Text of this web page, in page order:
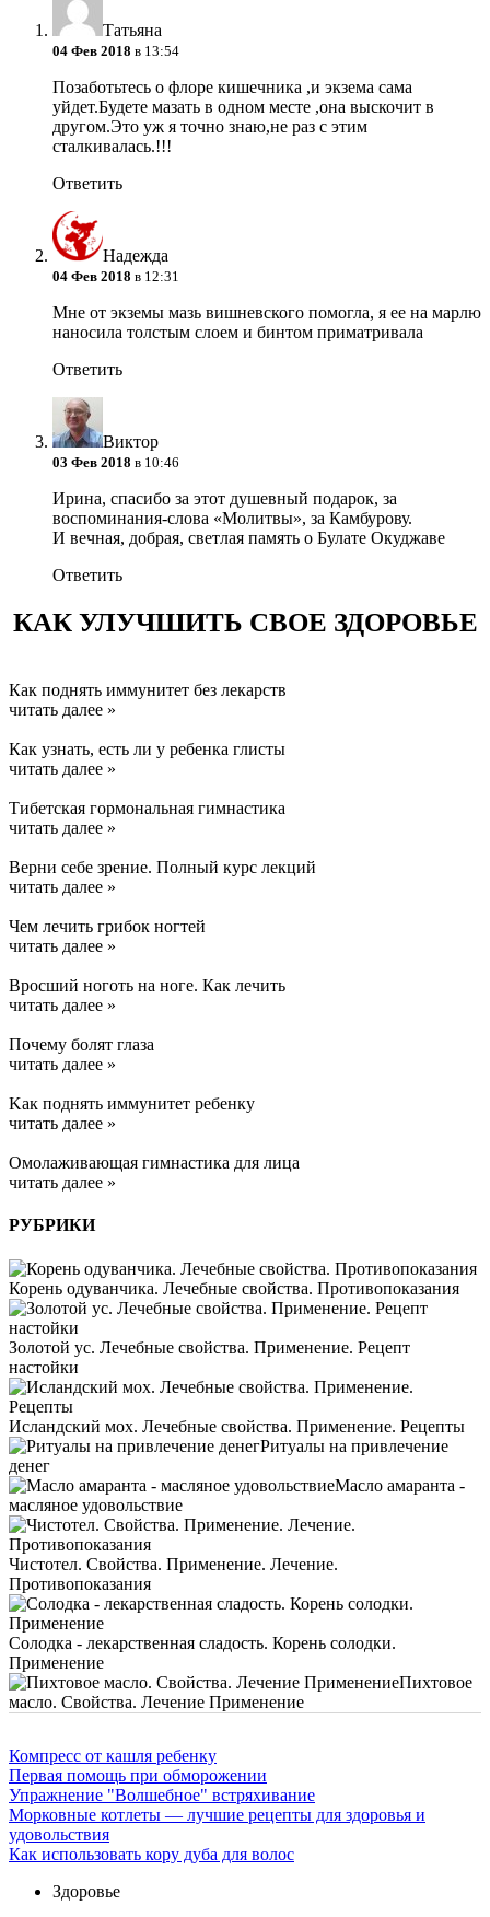
Татьяна
04 Фев 2018 в 13:54
Позаботьтесь о флоре кишечника ,и экзема сама
уйдет.Будете мазать в одном месте ,она выскочит в
другом.Это уж я точно знаю,не раз с этим
сталкивалась.!!!
Ответить
Надежда
04 Фев 2018 в 12:31
Мне от экземы мазь вишневского помогла, я ее на марлю
наносила толстым слоем и бинтом приматривала
Ответить
Виктор
03 Фев 2018 в 10:46
Ирина, спасибо за этот душевный подарок, за
воспоминания-слова «Молитвы», за Камбурову.
И вечная, добрая, светлая память о Булате Окуджаве
Ответить
КАК УЛУЧШИТЬ СВОЕ ЗДОРОВЬЕ
Как поднять иммунитет без лекарств
читать далее »
Как узнать, есть ли у ребенка глисты
читать далее »
Тибетская гормональная гимнастика
читать далее »
Верни себе зрение. Полный курс лекций
читать далее »
Чем лечить грибок ногтей
читать далее »
Вросший ноготь на ноге. Как лечить
читать далее »
Почему болят глаза
читать далее »
Kак поднять иммунитет ребенку
читать далее »
Омолаживающая гимнастика для лица
читать далее »
РУБРИКИ
Корень одуванчика. Лечебные свойства. Противопоказания
Золотой ус. Лечебные свойства. Применение. Рецепт
настойки
Исландский мох. Лечебные свойства. Применение. Рецепты
Ритуалы на привлечение
денег
Масло амаранта -
масляное удовольствие
Чистотел. Свойства. Применение. Лечение.
Противопоказания
Солодка - лекарственная сладость. Корень солодки.
Применение
Пихтовое
масло. Свойства. Лечение Применение
Компресс от кашля ребенку
Первая помощь при обморожении
Упражнение "Волшебное" встряхивание
Морковные котлеты — лучшие рецепты для здоровья и
удовольствия
Как использовать кору дуба для волос
Здоровье